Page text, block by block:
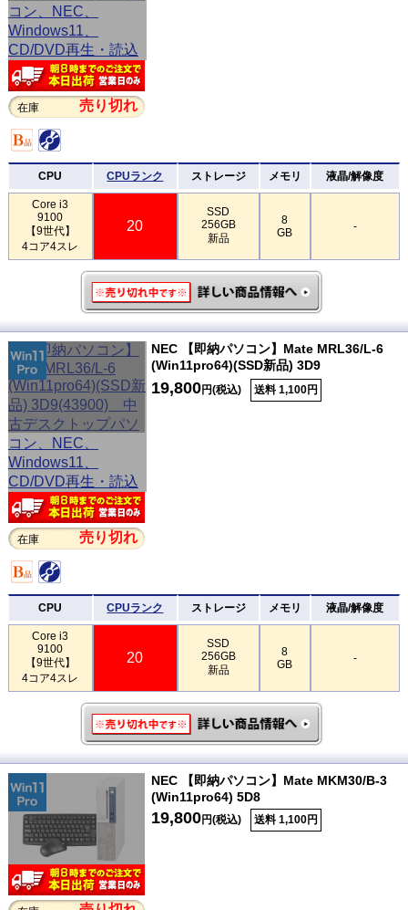
在庫 売り切れ
CPU CPUランク ストレージ メモリ 液晶/解像度
Core i3
9100
【9世代】
4コア4スレ
20
SSD
256GB
新品
8
GB
-
在庫 売り切れ
NEC 【即納パソコン】Mate MRL36/L-6
(Win11pro64)(SSD新品) 3D9
19,800円(税込) 送料 1,100円
CPU CPUランク ストレージ メモリ 液晶/解像度
Core i3
9100
【9世代】
4コア4スレ
20
SSD
256GB
新品
8
GB
-
NEC 【即納パソコン】Mate MKM30/B-3
(Win11pro64) 5D8
19,800円(税込) 送料 1,100円